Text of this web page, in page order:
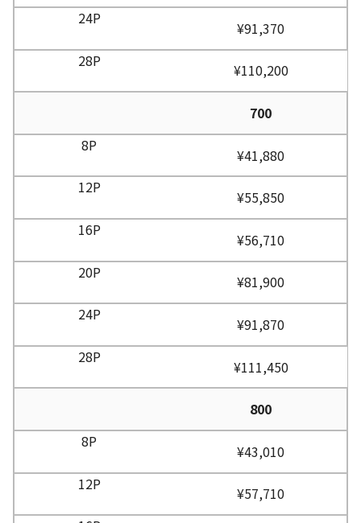
¥91,370
¥110,200
700
¥41,880
¥55,850
¥56,710
¥81,900
¥91,870
¥111,450
800
¥43,010
¥57,710